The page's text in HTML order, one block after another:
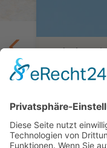
Entdecken
Flugsafari
9 Tage ab/bis
ab 6.790,—